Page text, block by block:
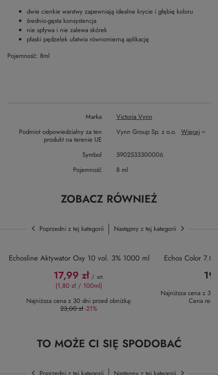
dwie cienkie warstwy zapewniają idealne krycie i głębię koloru
średnio-gęsta konsystencja
nie spływa i nie zalewa skórek
płaski pędzelek ułatwia równomierną aplikację
Pojemność: 8ml
Marka
Victoria Vynn
Podmiot odpowiedzialny za ten
produkt na terenie UE
Vynn Group Sp. z o.o. Więcej
Symbol
5902533300006
Pojemność
8 ml
ZOBACZ RÓWNIEŻ
Poprzedni z tej kategorii Następny z tej kategorii
17,99 zł / szt.
Echos Color 7.0
Najniższa cena z
Cena